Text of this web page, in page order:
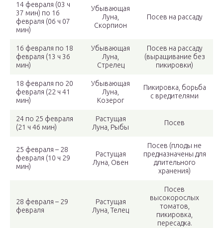
14 февраля (03 ч
37 мин) по 16
февраля (06 ч 07
мин)
Убывающая
Луна,
Скорпион
Посев на рассаду
16 февраля по 18
февраля (13 ч 36
мин)
Убывающая
Луна,
Стрелец
Посев на рассаду
(выращивание без
пикировки)
18 февраля по 20
февраля (22 ч 41
мин)
Убывающая
Луна,
Козерог
Пикировка, борьба
с вредителями
24 по 25 февраля
(21 ч 46 мин)
Растущая
Луна, Рыбы
Посев
25 февраля – 28
февраля (10 ч 29
мин)
Растущая
Луна, Овен
Посев (плоды не
предназначены для
длительного
хранения)
28 февраля – 29
февраля
Растущая
Луна, Телец
Посев
высокорослых
томатов,
пикировка,
пересадка.